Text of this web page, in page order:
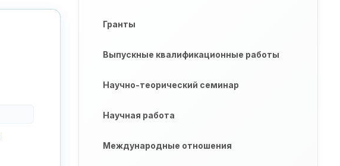
Гранты
Выпускные квалификационные работы
Научно-теорический семинар
Научная работа
Международные отношения